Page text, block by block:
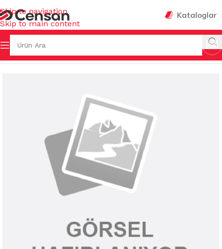
Skip to navigation
Skip to main content
Kataloglar
Ana Sayfa